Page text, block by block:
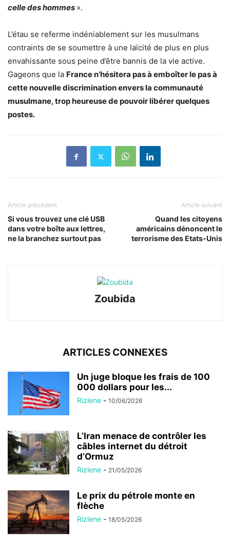
celle des hommes ».
L’étau se referme indéniablement sur les musulmans
contraints de se soumettre à une laïcité de plus en plus
envahissante sous peine d’être bannis de la vie active.
Gageons que la France n’hésitera pas à emboîter le pas à
cette nouvelle discrimination envers la communauté
musulmane, trop heureuse de pouvoir libérer quelques
postes.
Article précédent
Si vous trouvez une clé USB
dans votre boîte aux lettres,
ne la branchez surtout pas
Article suivant
Quand les citoyens
américains dénoncent le
terrorisme des Etats-Unis
Zoubida
ARTICLES CONNEXES
Un juge bloque les frais de 100
000 dollars pour les...
Rizlene - 10/06/2026
L’Iran menace de contrôler les
câbles internet du détroit
d’Ormuz
Rizlene - 21/05/2026
Le prix du pétrole monte en
flèche
Rizlene - 18/05/2026